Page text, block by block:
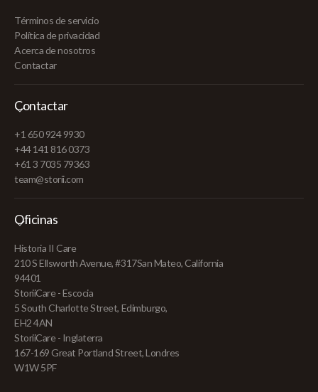
Términos de servicio
Política de privacidad
Acerca de nosotros
Contactar
Contactar
+1 650 924 9930
+44 141 816 0373
+61 3 7035 79363
team@storii.com
Oficinas
Historia II Care
210 S Ellsworth Avenue, #317San Mateo, California
94401
StoriiCare - Escocia
5 South Charlotte Street, Edimburgo,
EH2 4AN
StoriiCare - Inglaterra
167-169 Great Portland Street, Londres
W1W 5PF